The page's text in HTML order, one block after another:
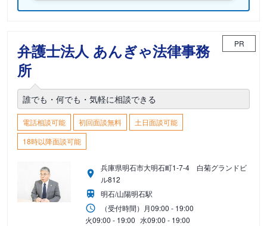
弁護士法人 あんぎゃ法律事務
所
PR
誰でも・何でも・気軽に相談できる
電話相談可能 初回面談無料
土日面談可能
18時以降面談可能
兵庫県明石市大明石町1-7-4 白菊グランドビ
ル812
明石/山陽明石駅
（受付時間） 月09:00 - 19:00
火09:00 - 19:00 水09:00 - 19:00